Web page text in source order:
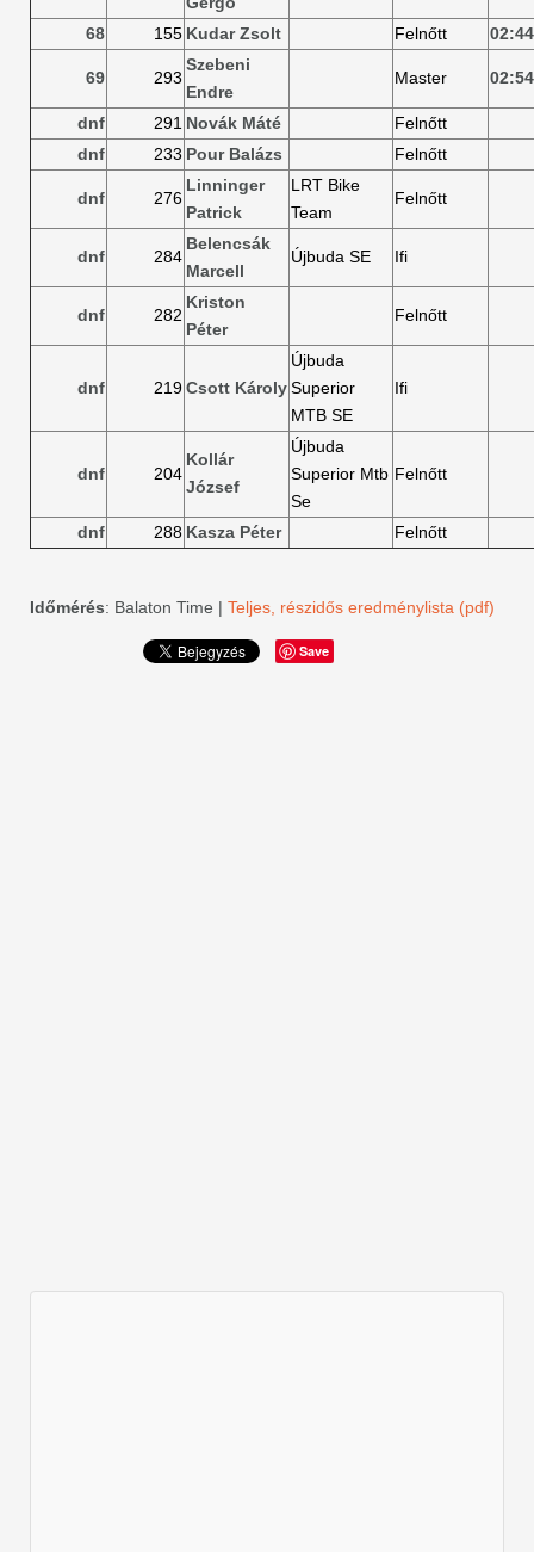
68
155 Kudar Zsolt Felnőtt
69 293
Szebeni
Endre
Master
dnf 291 Novák Máté
Felnőtt
dnf
233 Pour Balázs Felnőtt
dnf 276
Linninger
Patrick
LRT Bike
Team
Felnőtt
dnf 284
Belencsák
Marcell
Újbuda SE Ifi
dnf 282
Kriston
Péter
Felnőtt
dnf 219Csott Károly
Újbuda
Superior
MTB SE
Ifi
dnf 204
Kollár
József
Újbuda
Superior Mtb
Se
Felnőtt
dnf 288 Kasza Péter Felnőtt
Időmérés: Balaton Time | Teljes, részidős eredménylista (pdf)
Save